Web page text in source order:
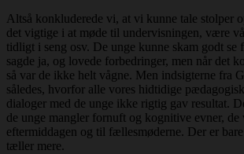
Altså konkluderede vi, at vi kunne tale stolper
det vigtige i at møde til undervisningen, være
tidligt i seng osv. De unge kunne skam godt se
sagde ja, og lovede forbedringer, men når det
så var de ikke helt vågne. Men indsigterne fra
således, hvorfor alle vores hidtidige
dialoger med de unge ikke rigtig gav resultat.
de unge mangler fornuft og kognitive evner,
eftermiddagen og til fællesmøderne. Der er
tæller mere.